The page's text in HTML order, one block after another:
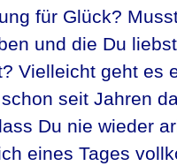
für Glück?
und die Du
Vielleicht geht es
seit Jahren
Du nie wieder
eines Tages